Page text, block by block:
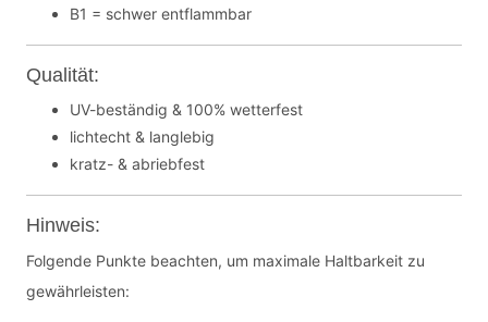
B1 = schwer entflammbar
Qualität:
UV-beständig & 100% wetterfest
lichtecht & langlebig
kratz- & abriebfest
Hinweis:
Folgende Punkte beachten, um maximale Haltbarkeit zu
gewährleisten: